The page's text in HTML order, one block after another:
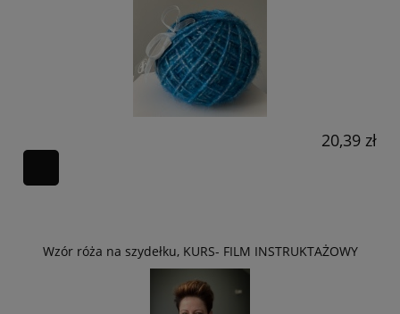
20,39 zł
Wzór róża na szydełku, KURS- FILM INSTRUKTAŻOWY